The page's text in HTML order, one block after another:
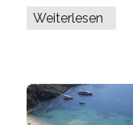
Weiterlesen